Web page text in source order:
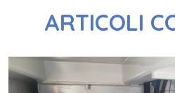
ARTICOLI